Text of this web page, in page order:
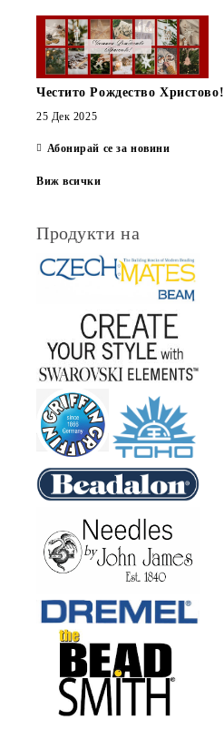
Честито Рождество Христово!
25 Дек 2025
Абонирай се за новини
Виж всички
Продукти на